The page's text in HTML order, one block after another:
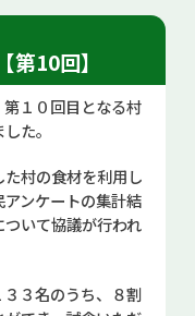
10回】
１０回目となる村
た。
村の食材を利用し
ンケートの集計結
いて協議が行われ
３名のうち、８割